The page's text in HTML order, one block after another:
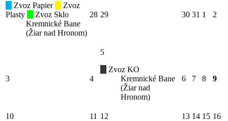
Zvoz Papier
Zvoz
Plasty
Zvoz Sklo
Kremnické Bane
(Žiar nad Hronom)
28 29 30 31 1 2
3 4
5
Zvoz KO
Kremnické Bane
(Žiar nad
Hronom)
6 7 8 9
10 11 12 13 14 15 16